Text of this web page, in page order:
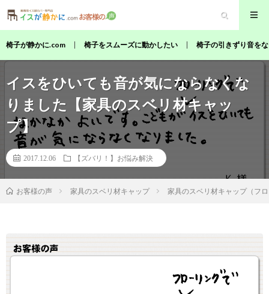
椅子が静かに.com 椅子をスムーズに動かしたい 椅子の引きずり音を
イスをひいても音が気にならなくな
りました【家具のスベリ材キャッ
プ】
2017.12.06 【ズバリ！】お悩み解決
お客様の声 家具のスベリ材キャップ 家具のスベリ材キャップ（フ